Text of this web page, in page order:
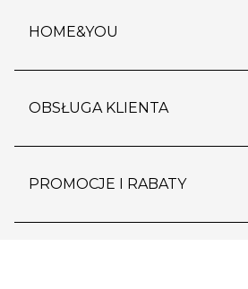
HOME&YOU
o firmie
polityka prywatności
kontakt
OBSŁUGA KLIENTA
dostawy i płatność
PROMOCJE I RABATY